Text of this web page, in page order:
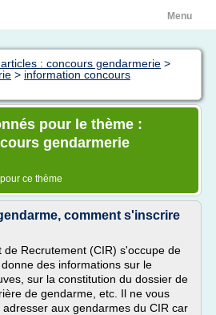
Menu
: concours gendarmerie >
> information concours
pour le thème :
gendarmerie
pour ce thème
comment s'inscrire
Recrutement (CIR) s'occupe de
des informations sur le
sur la constitution du dossier de
de gendarme, etc. Il ne vous
aux gendarmes du CIR car